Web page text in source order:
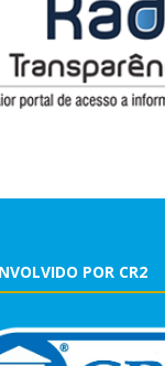
POR CR2